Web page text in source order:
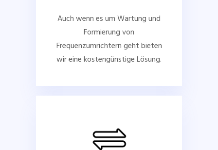
Auch wenn es um Wartung und
Formierung von
Frequenzumrichtern geht bieten
wir eine kostengünstige Lösung.